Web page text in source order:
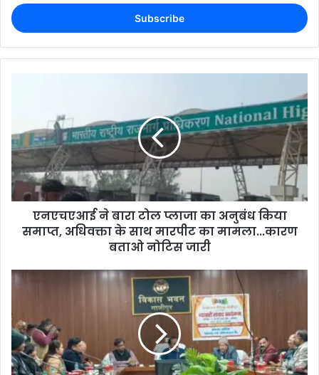
एनएचएआई ने बारा टोल प्लाजा का अनुबंध किया
समाप्त, अधिवक्ता के साथ मारपीट का मामला...कारण
बताओ नोटिस जारी